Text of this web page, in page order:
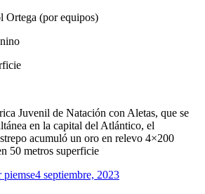
Ortega (por equipos)
Juvenil de Natación con Aletas, que se
en la capital del Atlántico, el
acumuló un oro en relevo 4×200
50 metros superficie
piemse4 septiembre, 2023